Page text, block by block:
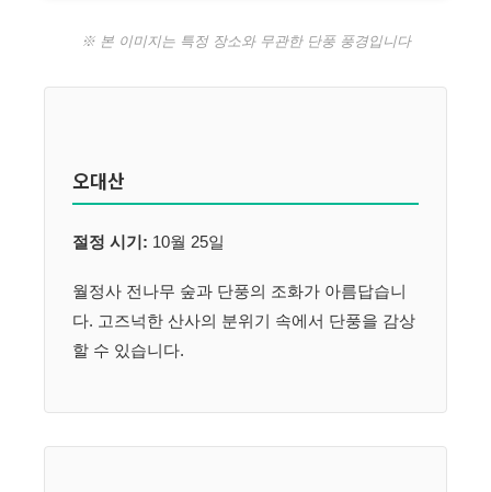
※ 본 이미지는 특정 장소와 무관한 단풍 풍경입니다
오대산
절정 시기: 10월 25일
월정사 전나무 숲과 단풍의 조화가 아름답습니
다. 고즈넉한 산사의 분위기 속에서 단풍을 감상
할 수 있습니다.